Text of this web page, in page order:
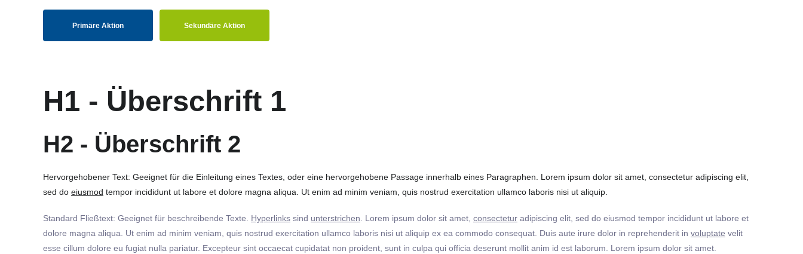
Primäre Aktion Sekundäre Aktion
H1 - Überschrift 1
H2 - Überschrift 2
Hervorgehobener Text: Geeignet für die Einleitung eines Textes, oder eine hervorgehobene Passage innerhalb eines Paragraphen. Lorem ipsum dolor sit amet, consectetur adipiscing elit,
sed do eiusmod tempor incididunt ut labore et dolore magna aliqua. Ut enim ad minim veniam, quis nostrud exercitation ullamco laboris nisi ut aliquip.
Standard Fließtext: Geeignet für beschreibende Texte. Hyperlinks sind unterstrichen. Lorem ipsum dolor sit amet, consectetur adipiscing elit, sed do eiusmod tempor incididunt ut labore et
dolore magna aliqua. Ut enim ad minim veniam, quis nostrud exercitation ullamco laboris nisi ut aliquip ex ea commodo consequat. Duis aute irure dolor in reprehenderit in voluptate velit
esse cillum dolore eu fugiat nulla pariatur. Excepteur sint occaecat cupidatat non proident, sunt in culpa qui officia deserunt mollit anim id est laborum. Lorem ipsum dolor sit amet.